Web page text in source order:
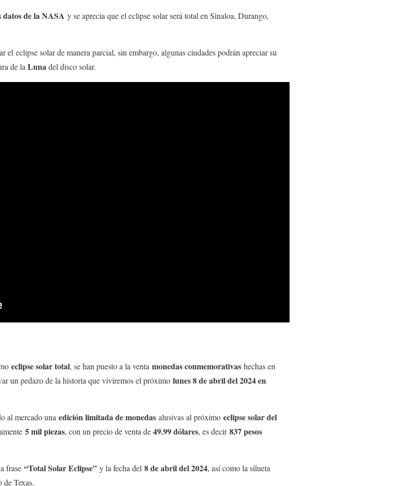
datos de la NASA y se aprecia que el eclipse solar será total en Sinaloa, Durango,
el eclipse solar de manera parcial, sin embargo, algunas ciudades podrán apreciar su
de la Lunadel disco solar.
eclipse solar total, se han puesto a la venta monedas conmemorativas hechas en
un pedazo de la historia que viviremos el próximo lunes 8 de abril del 2024 en
al mercado una edición limitada de monedas alusivas al próximo eclipse solar del
5 mil piezas, con un precio de venta de49.99 dólares, es decir837 pesos
frase “Total Solar Eclipse” y la fecha del 8 de abril del 2024, así como la silueta
de Texas.